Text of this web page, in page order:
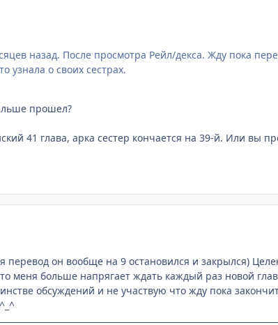
назад. После просмотра Рейл/декса. Жду пока
узнала о своих сестрах.
прошел?
41 глава, арка сестер кончается на 39-й. Или вы
перевод он вообще на 9 остановился и закрылся)
меня больше напрягает ждать каждый раз новой
обсуждений и не участвую что жду пока